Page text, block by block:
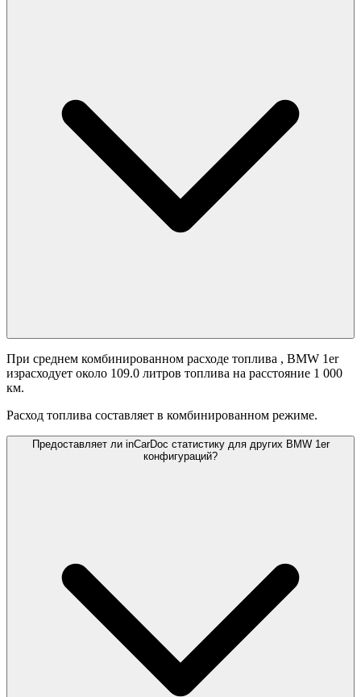
При среднем комбинированном расходе топлива , BMW 1er
израсходует около 109.0 литров топлива на расстояние 1 000
км.
Расход топлива составляет в комбинированном режиме.
Предоставляет ли inCarDoc статистику для других BMW 1er
конфигураций?